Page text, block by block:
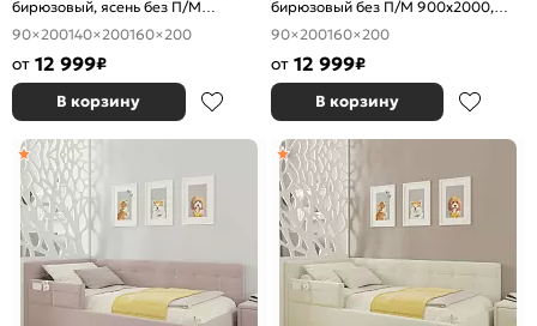
бирюзовый, ясень без П/М
900x2000, ортопедическое
основание, изголовье жесткое
90×200140×200160×200
от 12 999₽
В корзину
бирюзовый без П/М 900x2000,
ортопедическое основание,
изголовье жесткое
90×200160×200
от 12 999₽
В корзину